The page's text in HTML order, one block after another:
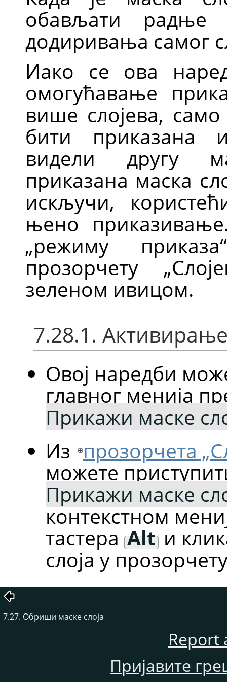
обављати
додиривања самог
Иако се ова
омогућавање
више слојева,
бити приказана
видели другу
приказана маска
искључи,
њено
„режиму
прозорчету
зеленом ивицом.
7.28.1.
Овој наредби
главног менија
Прикажи маске
Из прозорчета
можете
Прикажи маске
контекстном
тастера Altи
слоја у
7.27. Обриши маске слоја
Report
Пријавите